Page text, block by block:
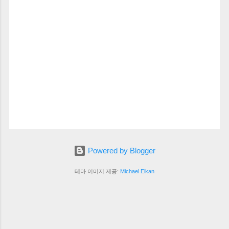
Powered by Blogger
테마 이미지 제공: Michael Elkan